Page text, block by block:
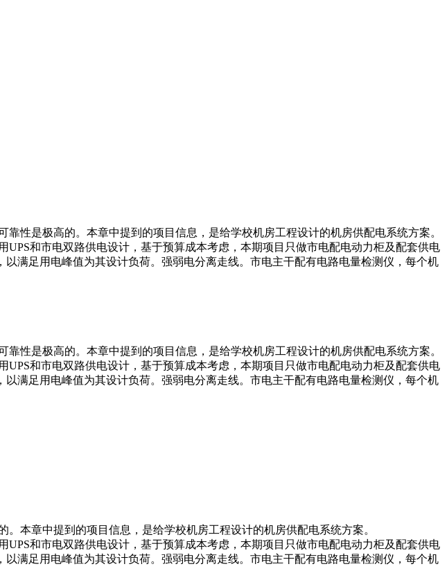
性是极高的。本章中提到的项目信息，是给学校机房工程设计的机房供配电系统方案。
和市电双路供电设计，基于预算成本考虑，本期项目只做市电配电动力柜及配套供电
满足用电峰值为其设计负荷。强弱电分离走线。市电主干配有电路电量检测仪，每个机
性是极高的。本章中提到的项目信息，是给学校机房工程设计的机房供配电系统方案。
和市电双路供电设计，基于预算成本考虑，本期项目只做市电配电动力柜及配套供电
满足用电峰值为其设计负荷。强弱电分离走线。市电主干配有电路电量检测仪，每个机
本章中提到的项目信息，是给学校机房工程设计的机房供配电系统方案。
和市电双路供电设计，基于预算成本考虑，本期项目只做市电配电动力柜及配套供电
满足用电峰值为其设计负荷。强弱电分离走线。市电主干配有电路电量检测仪，每个机